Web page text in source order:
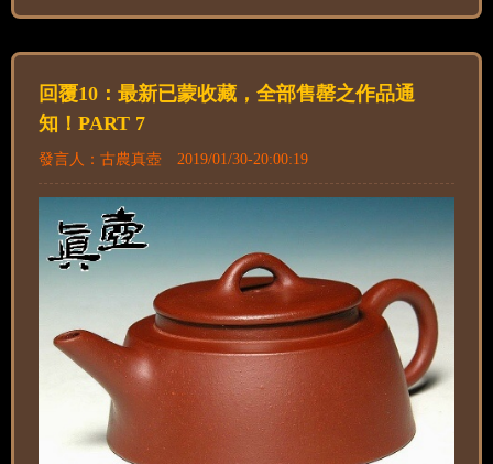
回覆10：最新已蒙收藏，全部售罄之作品通
知！PART 7
發言人：古農真壺 2019/01/30-20:00:19